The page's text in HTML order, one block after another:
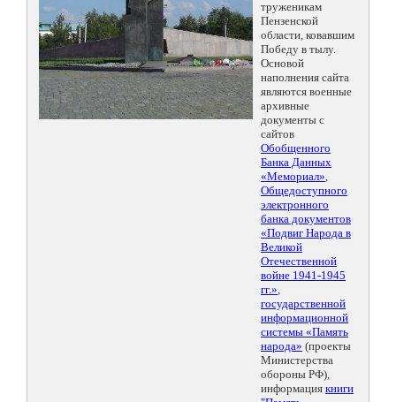
труженикам
Пензенской
области, ковавшим
Победу в тылу.
Основой
наполнения сайта
являются военные
архивные
документы с
сайтов
Обобщенного
Банка Данных
«Мемориал»,
Общедоступного
электронного
банка документов
«Подвиг Народа в
Великой
Отечественной
войне 1941-1945
гг.»,
государственной
информационной
системы «Память
народа» (проекты
Министерства
обороны РФ),
информация книги